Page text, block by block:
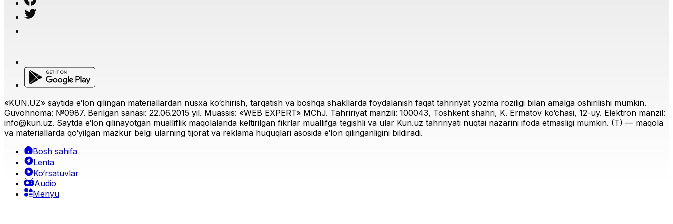
«KUN.UZ» saytida e‘lon qilingan materiallardan nusxa ko‘chirish, tarqatish va boshqa shakllarda foydalanish faqat tahririyat yozma roziligi bilan amalga oshirilishi mumkin.
Guvohnoma: №0987. Berilgan sanasi: 22.06.2015 yil. Muassis: «WEB EXPERT» MChJ. Tahririyat manzili: 100043, Toshkent shahri, K. Ermatov ko‘chasi, 12-uy. Elektron manzil:
info@kun.uz. Saytda e‘lon qilinayotgan mualliflik maqolalarida keltirilgan fikrlar muallifga tegishli va ular Kun.uz tahririyati nuqtai nazarini ifoda etmasligi mumkin. (T) — maqola
va materiallarda qo‘yilgan mazkur belgi ularning tijorat va reklama huquqlari asosida e‘lon qilinganligini bildiradi.
Bosh sahifa
Lenta
Ko‘rsatuvlar
Audio
Menyu